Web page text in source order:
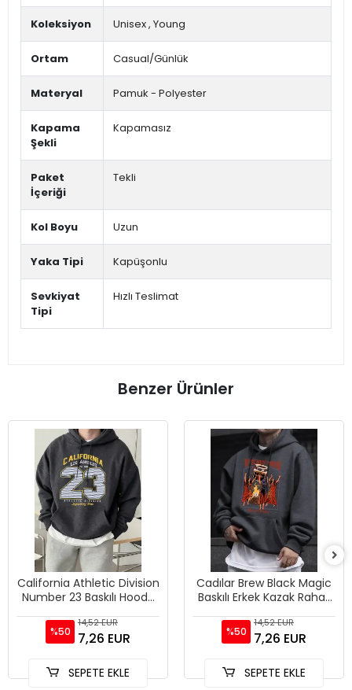
Koleksiyon Unisex, Young
Ortam Casual/Günlük
Materyal Pamuk - Polyester
Kapama
Şekli
Kapamasız
Paket
İçeriği
Tekli
Kol Boyu Uzun
Yaka Tipi Kapüşonlu
Sevkiyat
Tipi
Hızlı Teslimat
Benzer Ürünler
California Athletic Division
Number 23 Baskılı Hoody
Sweatshirtler
%50
14,52 EUR
7,26 EUR
SEPETE EKLE
Cadılar Brew Black Magic
Baskılı Erkek Kazak Rahat
Tüm Maç Hoody Unisex S
%50
14,52 EUR
7,26 EUR
SEPETE EKLE